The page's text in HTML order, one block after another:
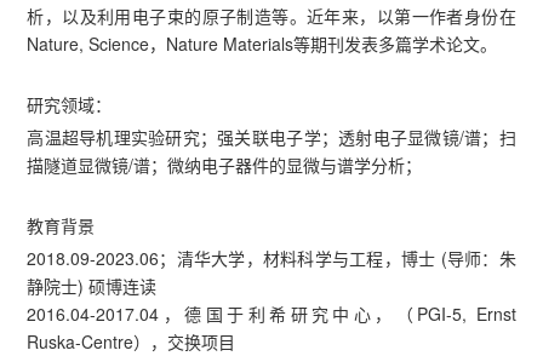
析，以及利用电子束的原子制造等。近年来，以第一作者身份在
Nature, Science，Nature Materials等期刊发表多篇学术论文。
研究领域：
高温超导机理实验研究；强关联电子学；透射电子显微镜/谱；扫
描隧道显微镜/谱；微纳电子器件的显微与谱学分析；
教育背景
2018.09-2023.06；清华大学，材料科学与工程，博士 (导师：朱
静院士) 硕博连读
2016.04-2017.04，德国于利希研究中心，（PGI-5, Ernst
Ruska-Centre），交换项目